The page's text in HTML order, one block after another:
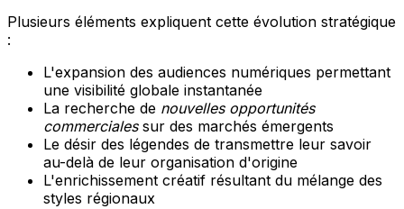
Plusieurs éléments expliquent cette évolution stratégique
:
L'expansion des audiences numériques permettant
une visibilité globale instantanée
La recherche de nouvelles opportunités
commercialessur des marchés émergents
Le désir des légendes de transmettre leur savoir
au-delà de leur organisation d'origine
L'enrichissement créatif résultant du mélange des
styles régionaux